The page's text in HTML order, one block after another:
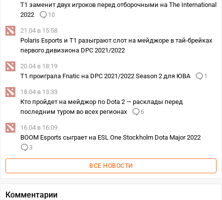
T1 заменит двух игроков перед отборочными на The International
2022
10
21.04 в 15:58
Polaris Esports и T1 разыграют слот на мейджоре в тай-брейках
первого дивизиона DPC 2021/2022
20.04 в 18:19
T1 проиграла Fnatic на DPC 2021/2022 Season 2 для ЮВА
1
18.04 в 13:33
Кто пройдет на мейджор по Dota 2 — расклады перед
последним туром во всех регионах
6
16.04 в 16:09
BOOM Esports сыграет на ESL One Stockholm Dota Major 2022
3
ВСЕ НОВОСТИ
Комментарии